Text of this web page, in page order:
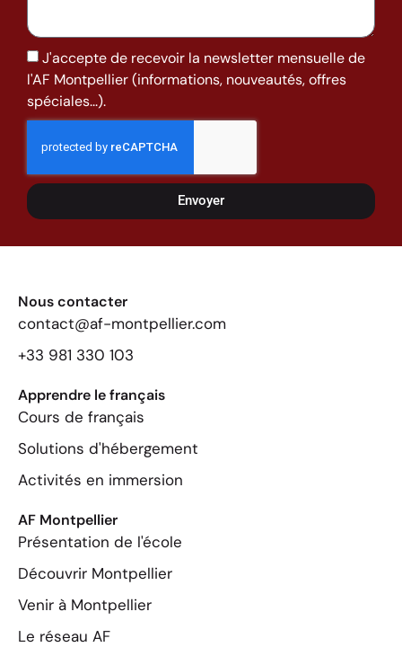
J'accepte de recevoir la newsletter mensuelle de
l'AF Montpellier (informations, nouveautés, offres
spéciales...).
Envoyer
Nous contacter
contact@af-montpellier.com
+33 981 330 103
Apprendre le français
Cours de français
Solutions d'hébergement
Activités en immersion
AF Montpellier
Présentation de l'école
Découvrir Montpellier
Venir à Montpellier
Le réseau AF